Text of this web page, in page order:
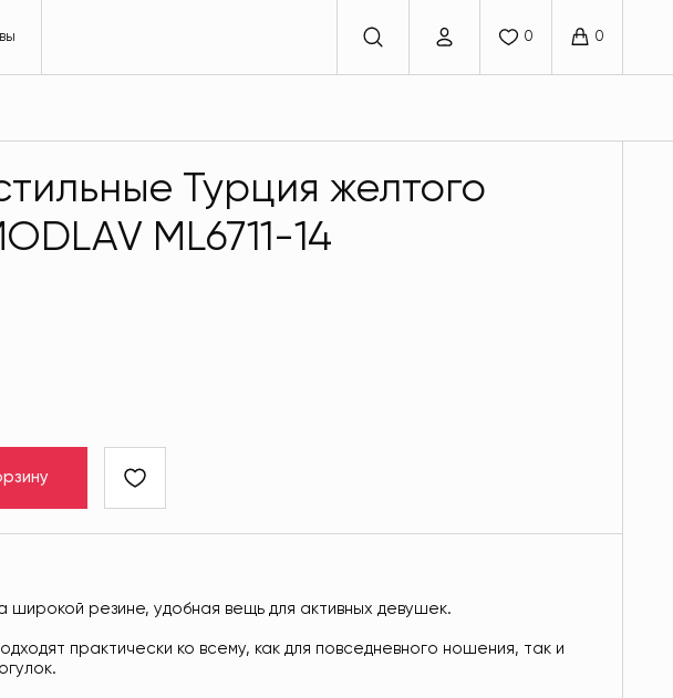
Турция желтого
ML6711-14
широкой резине, удобная вещь для активных девушек.
практически ко всему, как для повседневного ношения, так и